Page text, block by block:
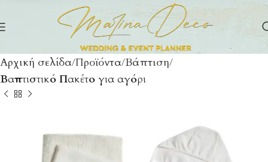
Αρχική σελίδα Προϊόντα Βάπτιση
Βαπτιστικό Πακέτο για αγόρι